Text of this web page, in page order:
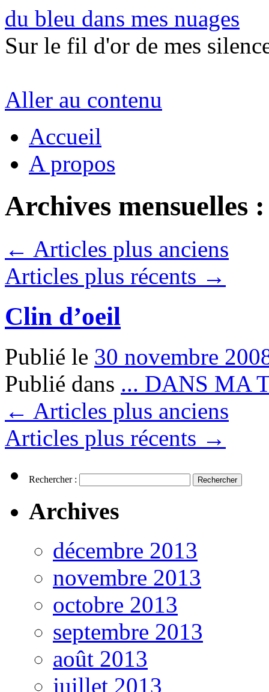
du bleu dans mes nuages
Sur le fil d'or de mes
Aller au contenu
Accueil
A propos
Archives mensuelles
← Articles plus anciens
Articles plus récents →
Clin d’oeil
Publié le 30 novembre
Publié dans ... DANS MA
← Articles plus anciens
Articles plus récents →
Rechercher :
Archives
décembre 2013
novembre 2013
octobre 2013
septembre 2013
août 2013
juillet 2013